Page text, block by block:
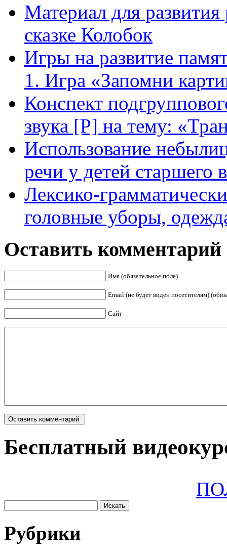
Материал для
сказке Колобок
Игры на развитие
1. Игра «Запомни
Конспект
звука [Р] на тему:
Использование
речи у детей старшего
Лексико-
головные уборы,
Оставить комментарий
Имя (обязательное поле)
Email (не будет виден посетителям)
Сайт
Бесплатный
Рубрики